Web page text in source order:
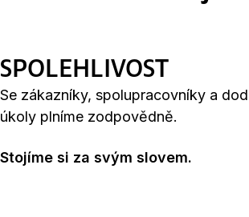
SPOLEHLIVOST
Se zákazníky, spolupracovníky a
úkoly plníme zodpovědně.
Stojíme si za svým slovem.